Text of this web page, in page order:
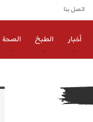
اتصل بنا
أخبار الطبخ الصحة